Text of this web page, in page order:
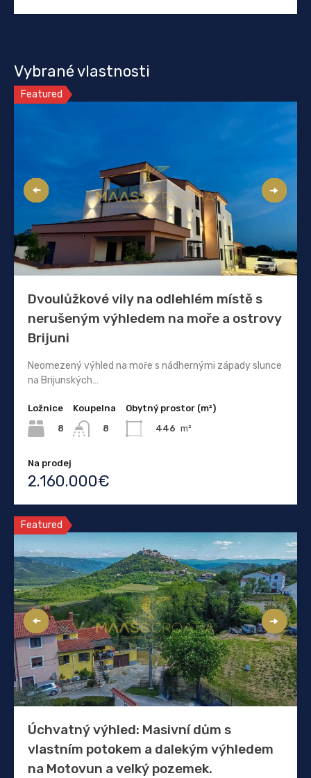
Vybrané vlastnosti
Featured
Dvoulůžkové vily na odlehlém místě s
nerušeným výhledem na moře a ostrovy
Brijuni
Neomezený výhled na moře s nádhernými západy slunce
na Brijunských…
Ložnice
8
Koupelna
8
Obytný prostor (m²)
446 m²
Na prodej
2.160.000€
Featured
Úchvatný výhled: Masivní dům s
vlastním potokem a dalekým výhledem
na Motovun a velký pozemek.